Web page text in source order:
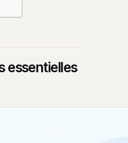
essentielles